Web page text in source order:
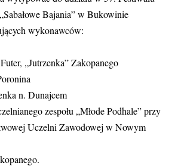
Bajania” w Bukowinie
wykonawców:
„Jutrzenka” Zakopanego
n. Dunajcem
zespołu „Młode Podhale” przy
Uczelni Zawodowej w Nowym